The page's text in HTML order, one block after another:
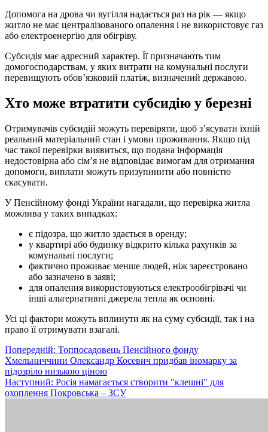
Допомога на дрова чи вугілля надається раз на рік — якщо
житло не має централізованого опалення і не використовує газ
або електроенергію для обігріву.
Субсидія має адресний характер. Її призначають тим
домогосподарствам, у яких витрати на комунальні послуги
перевищують обов’язковий платіж, визначений державою.
Хто може втратити субсидію у березні
Отримувачів субсидій можуть перевіряти, щоб з’ясувати їхній
реальний матеріальний стан і умови проживання. Якщо під
час такої перевірки виявиться, що подана інформація
недостовірна або сім’я не відповідає вимогам для отримання
допомоги, виплати можуть призупинити або повністю
скасувати.
У Пенсійному фонді України нагадали, що перевірка житла
можлива у таких випадках:
є підозра, що житло здається в оренду;
у квартирі або будинку відкрито кілька рахунків за
комунальні послуги;
фактично проживає менше людей, ніж зареєстровано
або зазначено в заяві;
для опалення використовуються електрообігрівачі чи
інші альтернативні джерела тепла як основні.
Усі ці фактори можуть вплинути як на суму субсидії, так і на
право її отримувати взагалі.
Навігація
записів
Попередній: Топпосадовець Пенсійного фонду
Хмельниччини Олександр Косевич придбав іномарку за
підозріло низькою ціною
Наступний: Росія намагається створити "клешні" для
охоплення Покровська – ЗСУ